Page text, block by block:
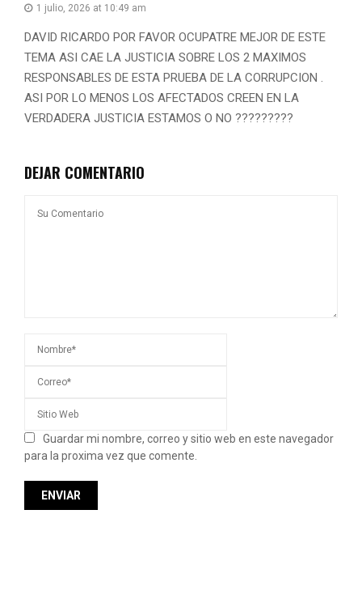
1 julio, 2026 at 10:49 am
DAVID RICARDO POR FAVOR OCUPATRE MEJOR DE ESTE
TEMA ASI CAE LA JUSTICIA SOBRE LOS 2 MAXIMOS
RESPONSABLES DE ESTA PRUEBA DE LA CORRUPCION .
ASI POR LO MENOS LOS AFECTADOS CREEN EN LA
VERDADERA JUSTICIA ESTAMOS O NO ?????????
DEJAR COMENTARIO
Guardar mi nombre, correo y sitio web en este navegador
para la proxima vez que comente.